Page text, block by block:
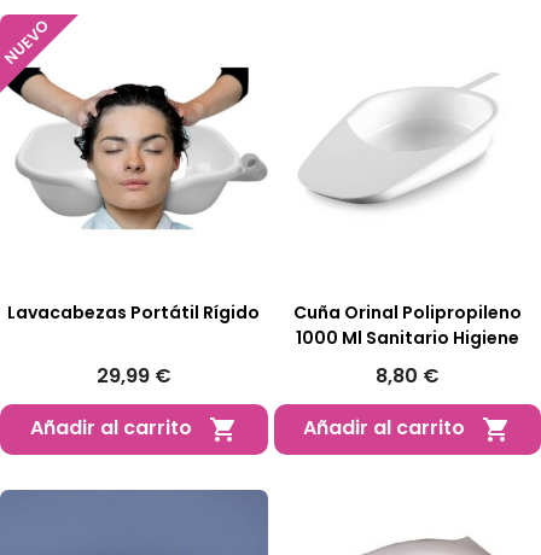
Lavacabezas Portátil Rígido
29,99 €
Añadir al carrito

NUEVO
Cuña Orinal Polipropileno
1000 Ml Sanitario Higiene
8,80 €
Añadir al carrito
